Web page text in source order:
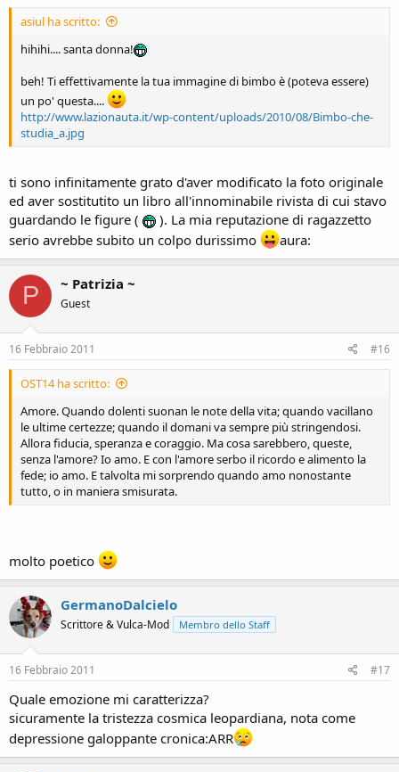
asiul ha scritto:
hihihi.... santa donna!
beh! Ti effettivamente la tua immagine di bimbo è (poteva essere)
un po' questa....
http://www.lazionauta.it/wp-content/uploads/2010/08/Bimbo-che-
studia_a.jpg
ti sono infinitamente grato d'aver modificato la foto originale
ed aver sostitutito un libro all'innominabile rivista di cui stavo
guardando le figure (
). La mia reputazione di ragazzetto
serio avrebbe subito un colpo durissimo
aura:
P ~ Patrizia ~
Guest
16 Febbraio 2011 #16
OST14 ha scritto:
Amore. Quando dolenti suonan le note della vita; quando vacillano
le ultime certezze; quando il domani va sempre più stringendosi.
Allora fiducia, speranza e coraggio. Ma cosa sarebbero, queste,
senza l'amore? Io amo. E con l'amore serbo il ricordo e alimento la
fede; io amo. E talvolta mi sorprendo quando amo nonostante
tutto, o in maniera smisurata.
molto poetico
GermanoDalcielo
Scrittore & Vulca-Mod Membro dello Staff
16 Febbraio 2011 #17
Quale emozione mi caratterizza?
sicuramente la tristezza cosmica leopardiana, nota come
depressione galoppante cronica:ARR